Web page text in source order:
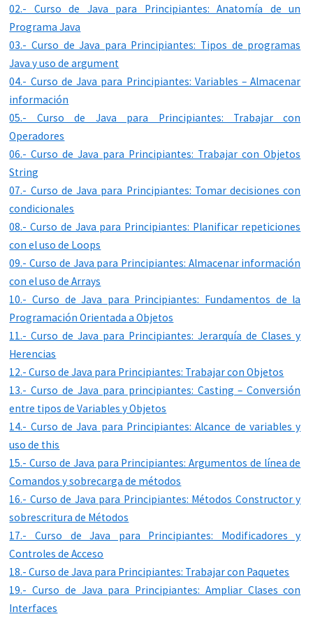
02.- Curso de Java para Principiantes: Anatomía de un
Programa Java
03.- Curso de Java para Principiantes: Tipos de programas
Java y uso de argument
04.- Curso de Java para Principiantes: Variables – Almacenar
información
05.- Curso de Java para Principiantes: Trabajar con
Operadores
06.- Curso de Java para Principiantes: Trabajar con Objetos
String
07.- Curso de Java para Principiantes: Tomar decisiones con
condicionales
08.- Curso de Java para Principiantes: Planificar repeticiones
con el uso de Loops
09.- Curso de Java para Principiantes: Almacenar información
con el uso de Arrays
10.- Curso de Java para Principiantes: Fundamentos de la
Programación Orientada a Objetos
11.- Curso de Java para Principiantes: Jerarquía de Clases y
Herencias
12.- Curso de Java para Principiantes: Trabajar con Objetos
13.- Curso de Java para principiantes: Casting – Conversión
entre tipos de Variables y Objetos
14.- Curso de Java para Principiantes: Alcance de variables y
uso de this
15.- Curso de Java para Principiantes: Argumentos de línea de
Comandos y sobrecarga de métodos
16.- Curso de Java para Principiantes: Métodos Constructor y
sobrescritura de Métodos
17.- Curso de Java para Principiantes: Modificadores y
Controles de Acceso
18.- Curso de Java para Principiantes: Trabajar con Paquetes
19.- Curso de Java para Principiantes: Ampliar Clases con
Interfaces